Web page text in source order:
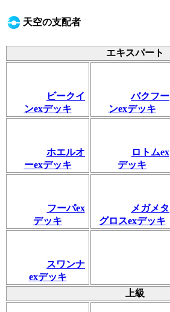
天空の支配者
エキスパート
ビークイ
ンexデッキ
バクフー
ンexデッキ
ホエルオ
ーexデッキ
ロトムex
デッキ
フーパex
デッキ
メガメタ
グロスexデッキ
スワンナ
exデッキ
上級